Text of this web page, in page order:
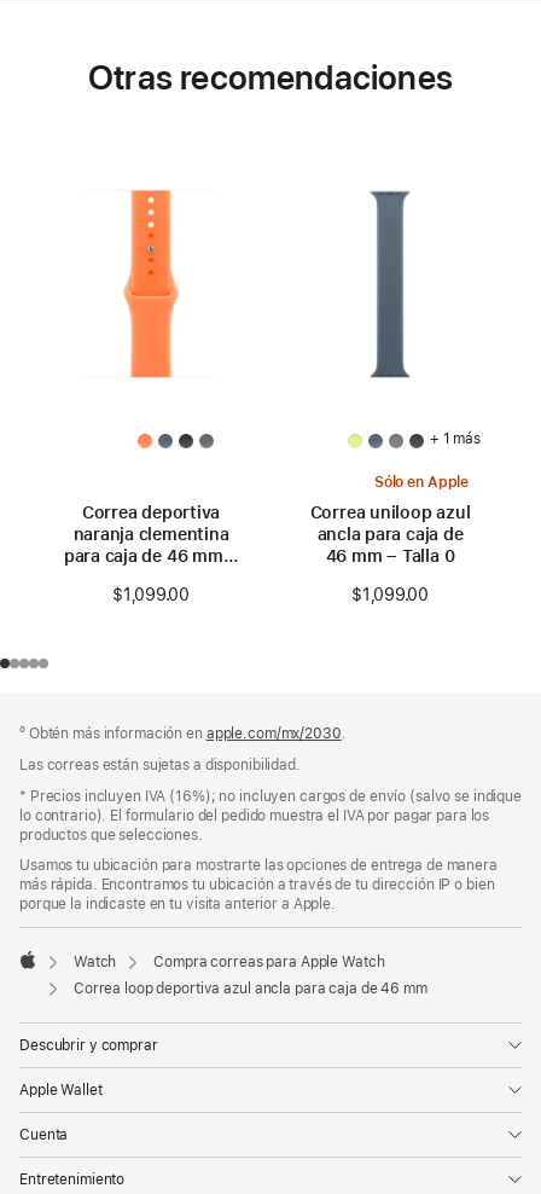
Otras recomendaciones
Correa deportiva
naranja clementina
para caja de 46 mm –
$1,099.00
+ 1 más
Sólo en Apple
Correa uniloop azul
ancla para caja de
46 mm – Talla 0
$1,099.00
de
página
pie
de
página
º Obtén más información en apple.com/mx/2030.
Las correas están sujetas a disponibilidad.
Nota
a
pie
página
* Precios incluyen IVA (16%); no incluyen cargos de envío (salvo se indique
lo contrario). El formulario del pedido muestra el IVA por pagar para los
productos que selecciones.
Usamos tu ubicación para mostrarte las opciones de entrega de manera
más rápida. Encontramos tu ubicación a través de tu dirección IP o bien
porque la indicaste en tu visita anterior a Apple.
Apple
Watch
Compra correas para Apple Watch
Correa loop deportiva azul ancla para caja de 46 mm
Descubrir y comprar
Apple Wallet
Cuenta
Entretenimiento